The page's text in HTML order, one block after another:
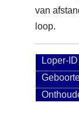
van
loop.
Loper-ID